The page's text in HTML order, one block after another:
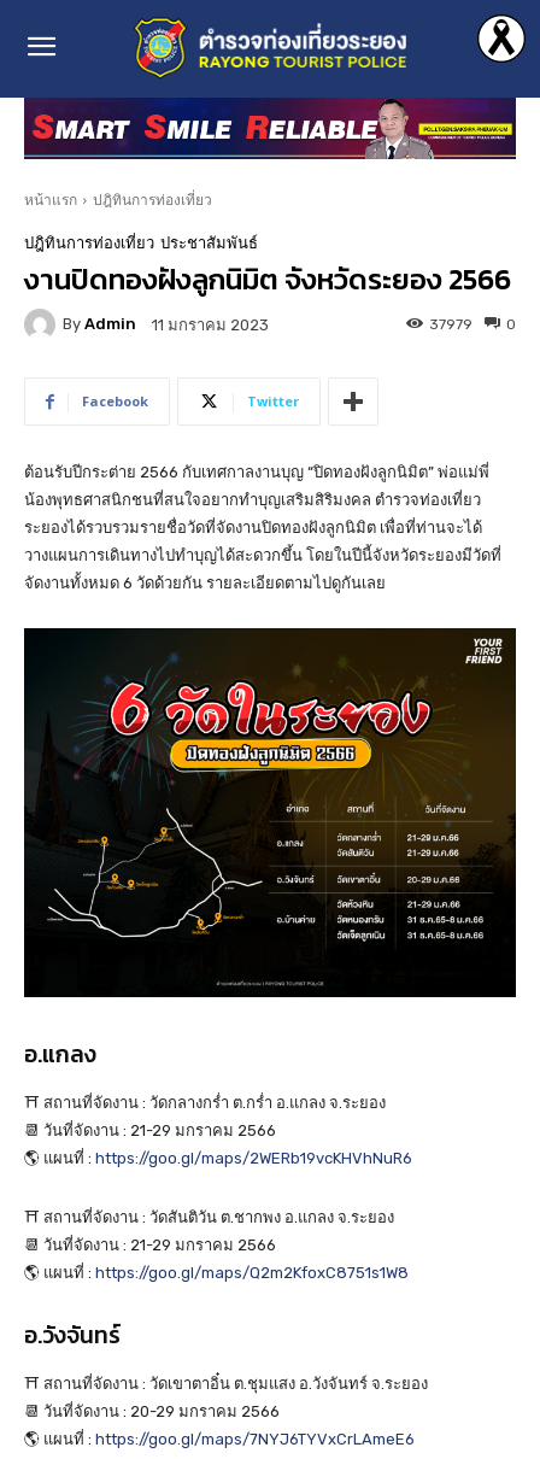
หน้าแรก ปฎิทินการท่องเที่ยว
ปฎิทินการท่องเที่ยว ประชาสัมพันธ์
งานปิดทองฝังลูกนิมิต จังหวัดระยอง 2566
By Admin 11 มกราคม 2023 0
37979
Facebook Twitter
ต้อนรับปีกระต่าย 2566 กับเทศกาลงานบุญ “ปิดทองฝังลูกนิมิต” พ่อแม่พี่
น้องพุทธศาสนิกชนที่สนใจอยากทำบุญเสริมสิริมงคล ตำรวจท่องเที่ยว
ระยองได้รวบรวมรายชื่อวัดที่จัดงานปิดทองฝังลูกนิมิต เพื่อที่ท่านจะได้
วางแผนการเดินทางไปทำบุญได้สะดวกขึ้น โดยในปีนี้จังหวัดระยองมีวัดที่
จัดงานทั้งหมด 6 วัดด้วยกัน รายละเอียดตามไปดูกันเลย
อ.แกลง
⛩️ สถานที่จัดงาน : วัดกลางกร่ำ ต.กร่ำ อ.แกลง จ.ระยอง
📆 วันที่จัดงาน : 21-29 มกราคม 2566
🌎 แผนที่ : https://goo.gl/maps/2WERb19vcKHVhNuR6
⛩️ สถานที่จัดงาน : วัดสันติวัน ต.ชากพง อ.แกลง จ.ระยอง
📆 วันที่จัดงาน : 21-29 มกราคม 2566
🌎 แผนที่ : https://goo.gl/maps/Q2m2KfoxC8751s1W8
อ.วังจันทร์
⛩️ สถานที่จัดงาน : วัดเขาตาอิ๋น ต.ชุมแสง อ.วังจันทร์ จ.ระยอง
📆 วันที่จัดงาน : 20-29 มกราคม 2566
🌎 แผนที่ : https://goo.gl/maps/7NYJ6TYVxCrLAmeE6